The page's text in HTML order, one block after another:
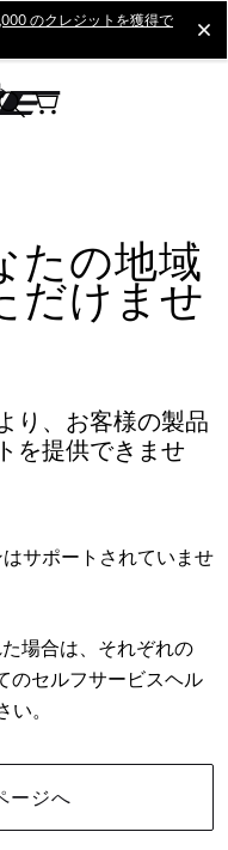
のクレジットを獲得で
たの地域
だけませ
り、お客様の製品
を提供できませ
サポートされていませ
場合は、それぞれの
のセルフサービスヘル
。
ージへ